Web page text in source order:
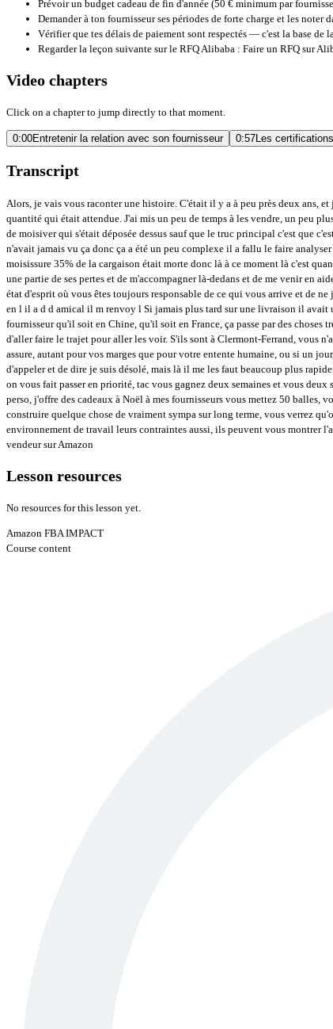
Prévoir un budget cadeau de fin d'année (50 € minimum par
Demander à ton fournisseur ses périodes de forte charge et les noter
Vérifier que tes délais de paiement sont respectés — c'est la base de
Regarder la leçon suivante sur le RFQ Alibaba : Faire un RFQ sur
Video chapters
Click on a chapter to jump directly to that moment.
0:00Entretenir la relation avec son fournisseur 0:57Les
Transcript
Alors, je vais vous raconter une histoire. C'était il y a à peu près deux ans,
quantité qui était attendue. J'ai mis un peu de temps à les vendre, un peu
de moisiver qui s'était déposée dessus sauf que le truc principal c'est que
n'avait jamais vu ça donc ça a été un peu complexe il a fallu le faire
moisissure 35% de la cargaison était morte donc là à ce moment là c'est
une partie de ses pertes et de m'accompagner là-dedans et de me venir en
état d'esprit où vous êtes toujours responsable de ce qui vous arrive et de
en l il a d d amical il m renvoy l Si jamais plus tard sur une livraison il
fournisseur qu'il soit en Chine, qu'il soit en France, ça passe par des
d'aller faire le trajet pour aller les voir. S'ils sont à Clermont-Ferrand, vous
assure, autant pour vos marges que pour votre entente humaine, ou si un
d'appeler et de dire je suis désolé, mais là il me les faut beaucoup plus
on vous fait passer en priorité, tac vous gagnez deux semaines et vous
perso, j'offre des cadeaux à Noël à mes fournisseurs vous mettez 50 balles,
construire quelque chose de vraiment sympa sur long terme, vous verrez
environnement de travail leurs contraintes aussi, ils peuvent vous montrer
vendeur sur Amazon
Lesson resources
No resources for this lesson yet.
Amazon FBA IMPACT
Course content